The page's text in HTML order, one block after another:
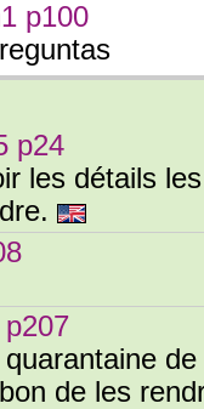
p100
p24
les détails
de les